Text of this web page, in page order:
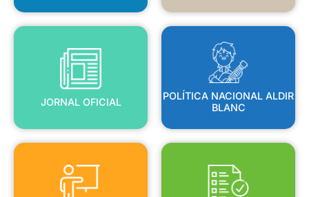
JORNAL OFICIAL
JORNAL OFICIAL
POLÍTICA NACIONAL ALDIR
BLANC
POLÍTICA NACIONAL ALDIR
BLANC
OFICINAS EDITAIS DE FOMENTO